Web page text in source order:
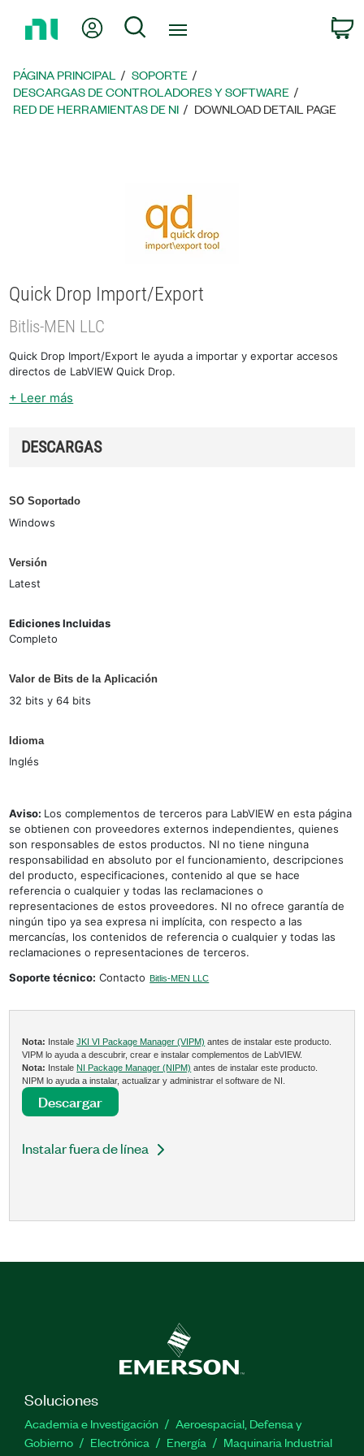
página
principal
Mi cuentaBúsqueda
PÁGINA PRINCIPAL
SOPORTE
DESCARGAS DE CONTROLADORES Y SOFTWARE
RED DE HERRAMIENTAS DE NI
DOWNLOAD DETAIL PAGE
Quick Drop Import/Export
Bitlis-MEN LLC
Quick Drop Import/Export le ayuda a importar y exportar accesos
directos de LabVIEW Quick Drop.
+ Leer más
DESCARGAS
SO Soportado
Windows
Versión
Latest
Ediciones Incluidas
Completo
Valor de Bits de la Aplicación
32 bits y 64 bits
Idioma
Inglés
Aviso: Los complementos de terceros para LabVIEW en esta página
se obtienen con proveedores externos independientes, quienes
son responsables de estos productos. NI no tiene ninguna
responsabilidad en absoluto por el funcionamiento, descripciones
del producto, especificaciones, contenido al que se hace
referencia o cualquier y todas las reclamaciones o
representaciones de estos proveedores. NI no ofrece garantía de
ningún tipo ya sea expresa ni implícita, con respecto a las
mercancías, los contenidos de referencia o cualquier y todas las
reclamaciones o representaciones de terceros.
Soporte técnico: Contacto Bitlis-MEN LLC
Nota: InstaleJKI VI Package Manager (VIPM) antes de instalar este producto.
VIPM lo ayuda a descubrir, crear e instalar complementos de LabVIEW.
Nota: Instale NI Package Manager (NIPM) antes de instalar este producto.
NIPM lo ayuda a instalar, actualizar y administrar el software de NI.
Descargar
Instalar fuera de línea
Soluciones
Academia e Investigación
Aeroespacial, Defensa y
Gobierno
Electrónica Energía
Maquinaria Industrial